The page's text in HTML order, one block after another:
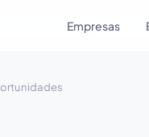
Empresas